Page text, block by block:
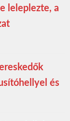
leleplezte, a
és